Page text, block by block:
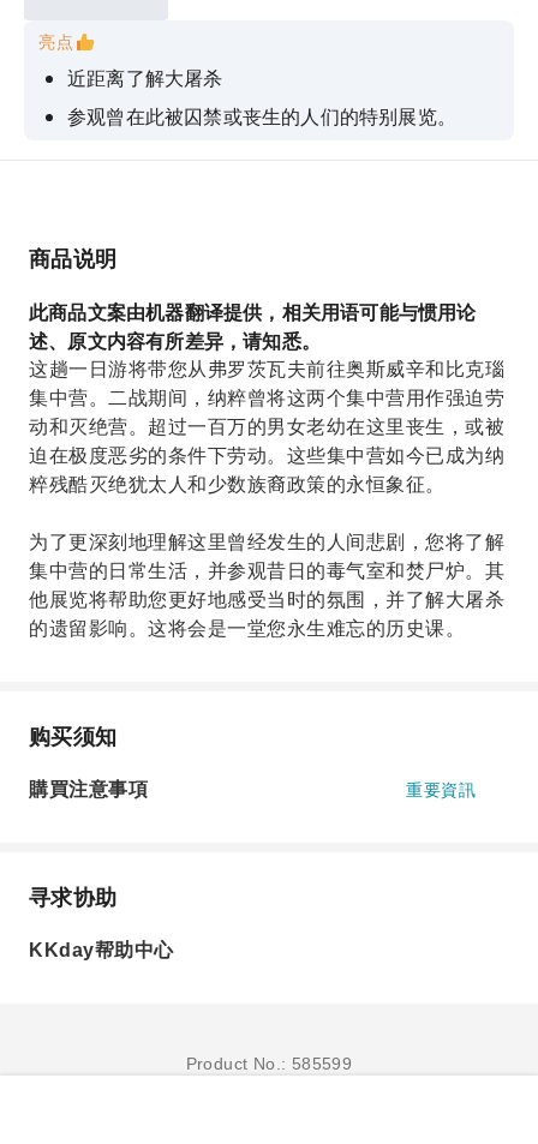
亮点
近距离了解大屠杀
参观曾在此被囚禁或丧生的人们的特别展览。
在知识渊博的导游带领下参观奥斯维辛-比克瑙集
商品说明
此商品文案由机器翻译提供，相关用语可能与惯用论
述、原文内容有所差异，请知悉。
这趟一日游将带您从弗罗茨瓦夫前往奥斯威辛和比克瑙
集中营。二战期间，纳粹曾将这两个集中营用作强迫劳
动和灭绝营。超过一百万的男女老幼在这里丧生，或被
迫在极度恶劣的条件下劳动。这些集中营如今已成为纳
粹残酷灭绝犹太人和少数族裔政策的永恒象征。
为了更深刻地理解这里曾经发生的人间悲剧，您将了解
集中营的日常生活，并参观昔日的毒气室和焚尸炉。其
他展览将帮助您更好地感受当时的氛围，并了解大屠杀
的遗留影响。这将会是一堂您永生难忘的历史课。
购买须知
購買注意事項 重要資訊
寻求协助
KKday帮助中心
Product No.: 585599